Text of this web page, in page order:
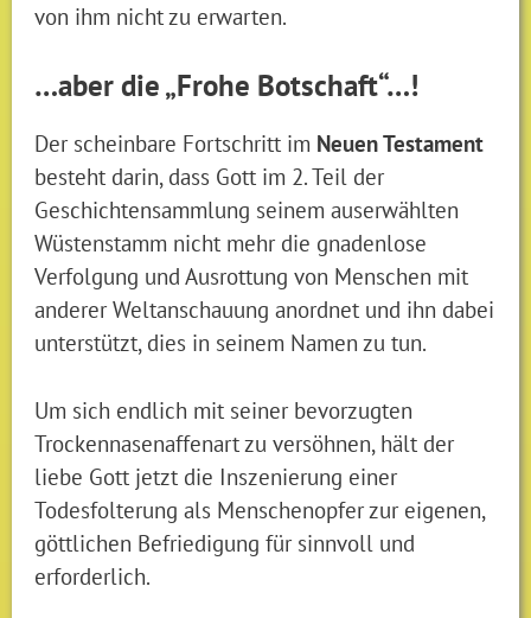
von ihm nicht zu erwarten.
…aber die „Frohe Botschaft“…!
Der scheinbare Fortschritt im Neuen Testament
besteht darin, dass Gott im 2. Teil der
Geschichtensammlung seinem auserwählten
Wüstenstamm nicht mehr die gnadenlose
Verfolgung und Ausrottung von Menschen mit
anderer Weltanschauung anordnet und ihn dabei
unterstützt, dies in seinem Namen zu tun.
Um sich endlich mit seiner bevorzugten
Trockennasenaffenart zu versöhnen, hält der
liebe Gott jetzt die Inszenierung einer
Todesfolterung als Menschenopfer zur eigenen,
göttlichen Befriedigung für sinnvoll und
erforderlich.